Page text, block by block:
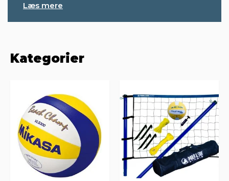
Læs mere
Kategorier